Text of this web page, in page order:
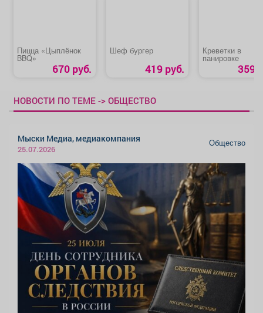
Пицца «Цыплёнок
BBQ»
670 руб.
Шеф бургер
419 руб.
Креветки в
панировке
359
НОВОСТИ ПО ТЕМЕ -> ОБЩЕСТВО
Мыски Медиа, медиакомпания
25.07.2026
Общество